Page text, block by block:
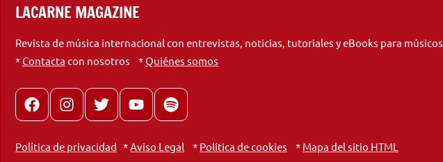
LACARNE MAGAZINE
Revista de música internacional con entrevistas, noticias, tutoriales y eBooks para músicos
*Contacta con nosotros *Quiénes somos
FacebookInstagram
X youtubespotify
Política de privacidad *Aviso Legal * Política de cookies * Mapa del sitio HTML